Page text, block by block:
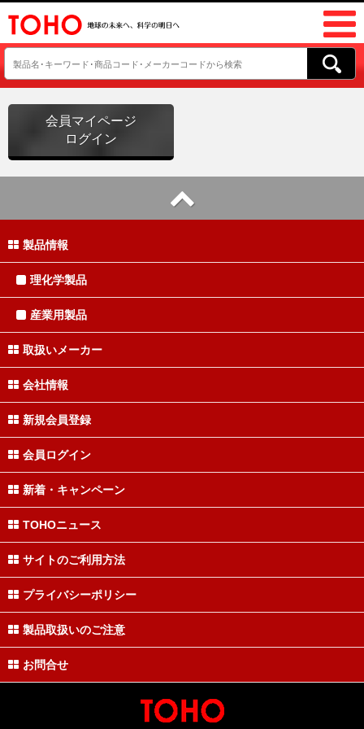
会員マイページ
ログイン
製品情報
理化学製品
産業用製品
取扱いメーカー
会社情報
新規会員登録
会員ログイン
新着・キャンペーン
TOHOニュース
サイトのご利用方法
プライバシーポリシー
製品取扱いのご注意
お問合せ